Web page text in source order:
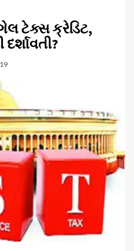
ટેક્સ ક્રેડિટ,